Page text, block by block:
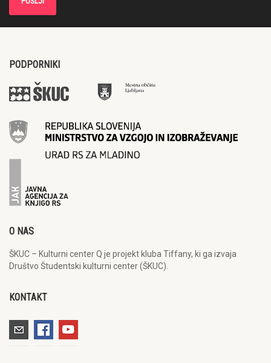
PODPORNIKI
O NAS
ŠKUC – Kulturni center Q je projekt kluba Tiffany, ki ga izvaja
Društvo Študentski kulturni center (ŠKUC).
KONTAKT